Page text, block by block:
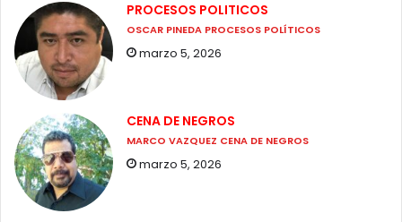
PROCESOS POLITICOS
OSCAR PINEDA PROCESOS POLÍTICOS
marzo 5, 2026
CENA DE NEGROS
MARCO VAZQUEZ CENA DE NEGROS
marzo 5, 2026